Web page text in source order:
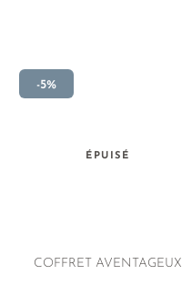
-5%
ÉPUISÉ
COFFRET AVENTAGEUX